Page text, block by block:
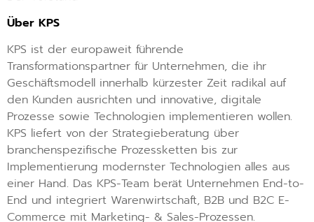
Über KPS
KPS ist der europaweit führende
Transformationspartner für Unternehmen, die ihr
Geschäftsmodell innerhalb kürzester Zeit radikal auf
den Kunden ausrichten und innovative, digitale
Prozesse sowie Technologien implementieren wollen.
KPS liefert von der Strategieberatung über
branchenspezifische Prozessketten bis zur
Implementierung modernster Technologien alles aus
einer Hand. Das KPS-Team berät Unternehmen End-to-
End und integriert Warenwirtschaft, B2B und B2C E-
Commerce mit Marketing- & Sales-Prozessen.